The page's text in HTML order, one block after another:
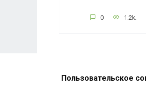
0 1.2k.
Пользовательское